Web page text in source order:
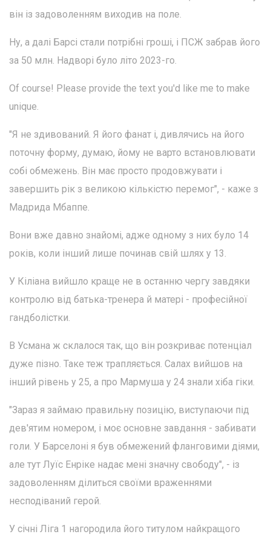
він із задоволенням виходив на поле.
Ну, а далі Барсі стали потрібні гроші, і ПСЖ забрав його
за 50 млн. Надворі було літо 2023-го.
Of course! Please provide the text you'd like me to make
unique.
"Я не здивований. Я його фанат і, дивлячись на його
поточну форму, думаю, йому не варто встановлювати
собі обмежень. Він має просто продовжувати і
завершить рік з великою кількістю перемог", - каже з
Мадрида Мбаппе.
Вони вже давно знайомі, адже одному з них було 14
років, коли інший лише починав свій шлях у 13.
У Кіліана вийшло краще не в останню чергу завдяки
контролю від батька-тренера й матері - професійної
гандболістки.
В Усмана ж склалося так, що він розкриває потенціал
дуже пізно. Таке теж трапляється. Салах вийшов на
інший рівень у 25, а про Мармуша у 24 знали хіба гіки.
"Зараз я займаю правильну позицію, виступаючи під
дев'ятим номером, і моє основне завдання - забивати
голи. У Барселоні я був обмежений фланговими діями,
але тут Луїс Енріке надає мені значну свободу", - із
задоволенням ділиться своїми враженнями
несподіваний герой.
У січні Ліга 1 нагородила його титулом найкращого